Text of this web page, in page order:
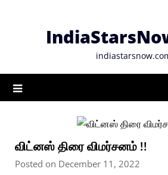
விட்னஸ் திரை விமர்சனம் !!
Posted on December 11, 2022